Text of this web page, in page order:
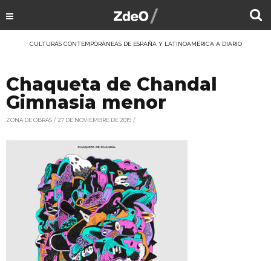
CULTURAS CONTEMPORÁNEAS DE ESPAÑA Y LATINOAMÉRICA A DIARIO
Chaqueta de Chandal
Gimnasia menor
ZONA DE OBRAS 27 DE NOVIEMBRE DE 2019